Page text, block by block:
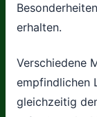
erhalten.
Verschiedene
empfindlichen
gleichzeitig